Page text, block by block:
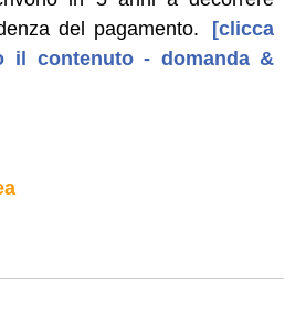
del pagamento.
[clicca
il contenuto - domanda &